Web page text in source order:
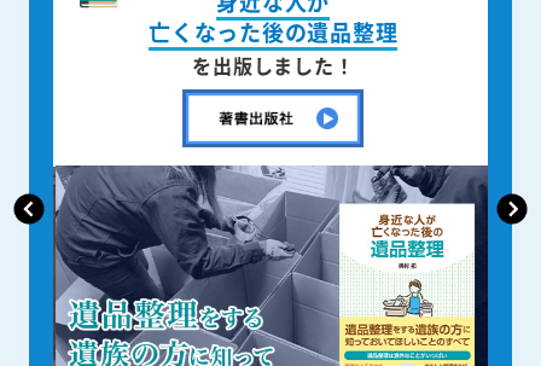
亡くなった後の遺品整理
を出版しました！